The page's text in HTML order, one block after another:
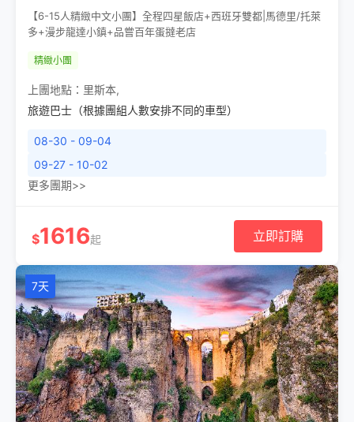
【6-15人精緻中文小團】全程四星飯店+西班牙雙都|馬德里/托萊
多+漫步龍達小鎮+品嘗百年蛋撻老店
精緻小團
上團地點： 里斯本,
旅遊巴士（根據團組人數安排不同的車型）
08-30 - 09-04
09-27 - 10-02
更多團期>>
$1616起 立即訂購
7天